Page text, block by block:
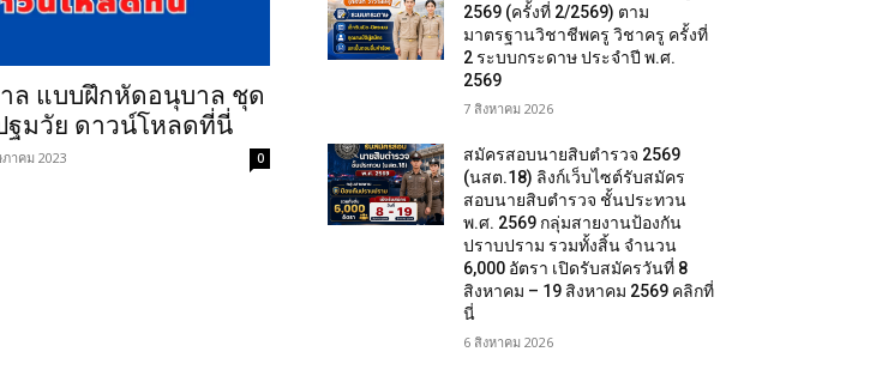
ล แบบฝึกหัดอนุบาล ชุด
ฐมวัย ดาวน์โหลดที่นี่
าคม 2023 0
2569 (ครั้งที่ 2/2569) ตาม
มาตรฐานวิชาชีพครู วิชาครู ครั้งที่
2 ระบบกระดาษ ประจำปี พ.ศ.
2569
7 สิงหาคม 2026
สมัครสอบนายสิบตำรวจ 2569
(นสต.18) ลิงก์เว็บไซต์รับสมัคร
สอบนายสิบตำรวจ ชั้นประทวน
พ.ศ. 2569 กลุ่มสายงานป้องกัน
ปราบปราม รวมทั้งสิ้น จำนวน
6,000 อัตรา เปิดรับสมัครวันที่ 8
สิงหาคม – 19 สิงหาคม 2569 คลิกที่
นี่
6 สิงหาคม 2026